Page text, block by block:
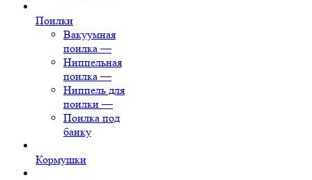
Поилки
Вакуумная
поилка —
Ниппельная
поилка —
Ниппель для
поилки —
Поилка под
банку
Кормушки